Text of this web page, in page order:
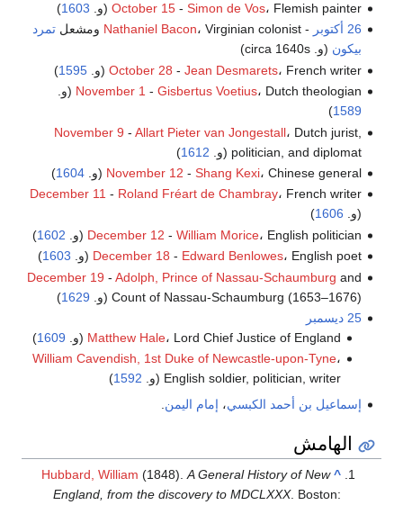
October 15- Simon de Vos، Flemish painter (و. 1603
)
26 أكتوبر
-
Nathaniel Bacon، Virginian colonist ومشعل
تمرد
بيكون (و. circa 1640s)
October 28 - Jean Desmarets، French writer (و. 1595
)
November 1 - Gisbertus Voetius، Dutch theologian (و.
1589
)
November 9 - Allart Pieter van Jongestall، Dutch jurist,
politician, and diplomat (و.
1612
)
November 12 - Shang Kexi، Chinese general (و. 1604
)
December 11 - Roland Fréart de Chambray، French writer
(و. 1606
)
December 12 - William Morice، English politician (و. 1602
)
December 18 - Edward Benlowes، English poet (و. 1603
)
December 19 - Adolph, Prince of Nassau-Schaumburg and
Count of Nassau-Schaumburg (1653–1676) (و.
1629
)
25 ديسمبر
Matthew Hale، Lord Chief Justice of England (و. 1609
)
William Cavendish, 1st Duke of Newcastle-upon-Tyne،
English soldier, politician, writer (و.
1592
)
إسماعيل بن أحمد الكبسي، إمام اليمن.
الهامش
^
Hubbard, William (1848).A General History of New
England, from the discovery to MDCLXXX. Boston: